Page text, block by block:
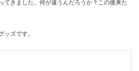
てきました。何が違うんだろうか？この後来た
ッズです。